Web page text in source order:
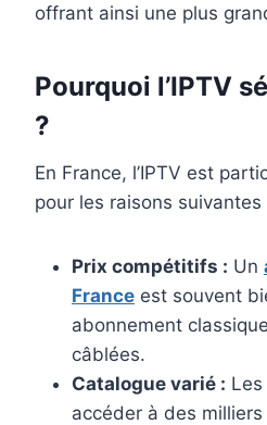
offrant ainsi une plus
Pourquoi l’IPTV
?
En France, l’IPTV est
pour les raisons suivantes
Prix compétitifs : Un
France est souvent
abonnement
câblées.
Catalogue varié :
accéder à des